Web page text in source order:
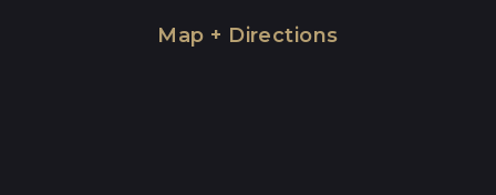
Map + Directions